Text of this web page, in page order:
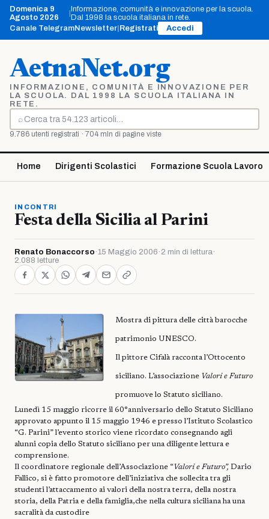
Vai
contenuto
Domenica 9
Agosto 2026
|Informazione, comunità e innovazione per la scuola.
Dal 1998 la scuola italiana in rete.
Canale TelegramNewsletter Registrati Accedi
AetnaNet.org
INFORMAZIONE, COMUNITÀ E INNOVAZIONE PER
LA SCUOLA. DAL 1998 LA SCUOLA ITALIANA IN
RETE.
⌕
Cerca
9.786 utenti registrati · 704 mln di pagine viste
Home Dirigenti Scolastici Formazione Scuola Lavoro
INCONTRI
Festa della Sicilia al Parini
Renato Bonaccorso ·15 Maggio 2006 · 2 min di lettura·
2.088 letture
Mostra di pittura delle città barocche
patrimonio UNESCO.
Il pittore Cifalà racconta l’Ottocento
siciliano. L’associazione Valori e Futuro
promuove lo Statuto siciliano.
Lunedì 15 maggio ricorre il 60°anniversario dello Statuto Siciliano
approvato appunto il 15 maggio 1946 e presso l’Istituto Scolastico
“G. Parini” l’evento storico viene ricordato consegnando agli
alunni copia dello Statuto siciliano per una diligente lettura e
comprensione.
Il coordinatore regionale dell’Associazione “Valori e Futuro”, Dario
Fallico, si è fatto promotore dell’iniziativa che sollecita tra gli
studenti l’attaccamento ai valori della nostra terra, della nostra
storia, della Patria e della famiglia,che nella cultura siciliana ha una
sacralità da custodire